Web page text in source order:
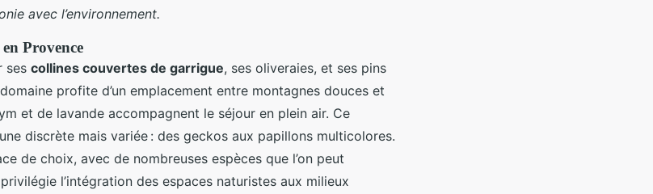
avec l’environnement.
Provence
ses collines couvertes de garrigue, ses oliveraies, et ses pins
profite d’un emplacement entre montagnes douces et
et de lavande accompagnent le séjour en plein air. Ce
discrète mais variée : des geckos aux papillons multicolores.
de choix, avec de nombreuses espèces que l’on peut
l’intégration des espaces naturistes aux milieux